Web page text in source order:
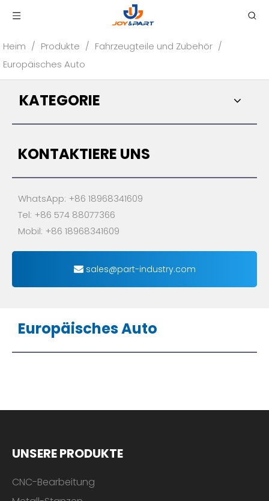
Heim / Produkte / Fahrzeugteile und Zubehör /
Europäisches Auto
KATEGORIE
KONTAKTIERE UNS
WhatsApp: +86 18968341609
Tel: +86 574 88077366
Mobil: +86 18968341609
sales@part-industry.com
Europäisches Auto
UNSERE PRODUKTE
CNC-Bearbeitung